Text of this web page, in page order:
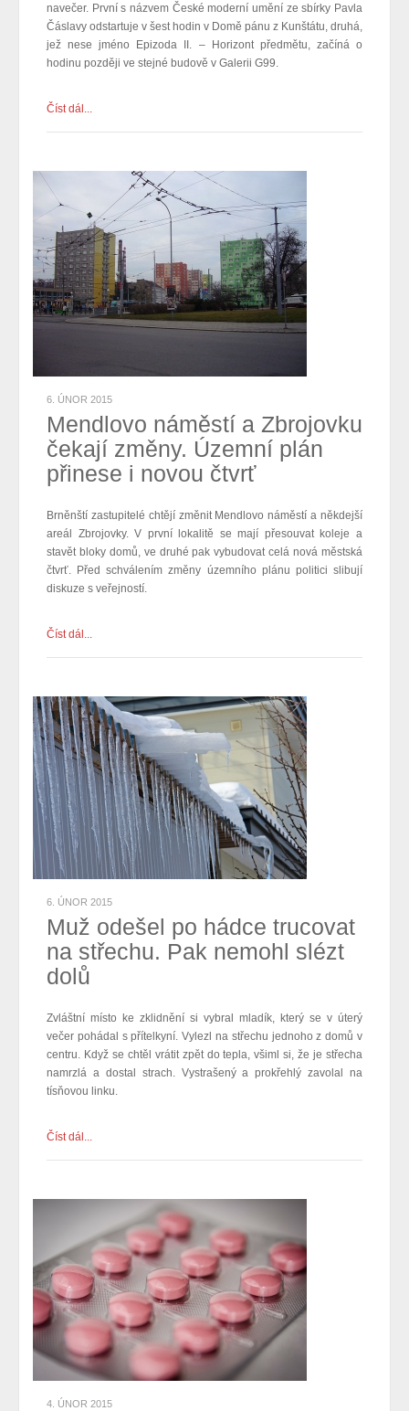
navečer. První s názvem České moderní umění ze sbírky Pavla
Čáslavy odstartuje v šest hodin v Domě pánu z Kunštátu, druhá,
jež nese jméno Epizoda II. – Horizont předmětu, začíná o
hodinu později ve stejné budově v Galerii G99.
Číst dál...
6. ÚNOR 2015
Mendlovo náměstí a Zbrojovku
čekají změny. Územní plán
přinese i novou čtvrť
Brněnští zastupitelé chtějí změnit Mendlovo náměstí a někdejší
areál Zbrojovky. V první lokalitě se mají přesouvat koleje a
stavět bloky domů, ve druhé pak vybudovat celá nová městská
čtvrť. Před schválením změny územního plánu politici slibují
diskuze s veřejností.
Číst dál...
6. ÚNOR 2015
Muž odešel po hádce trucovat
na střechu. Pak nemohl slézt
dolů
Zvláštní místo ke zklidnění si vybral mladík, který se v úterý
večer pohádal s přítelkyní. Vylezl na střechu jednoho z domů v
centru. Když se chtěl vrátit zpět do tepla, všiml si, že je střecha
namrzlá a dostal strach. Vystrašený a prokřehlý zavolal na
tísňovou linku.
Číst dál...
4. ÚNOR 2015